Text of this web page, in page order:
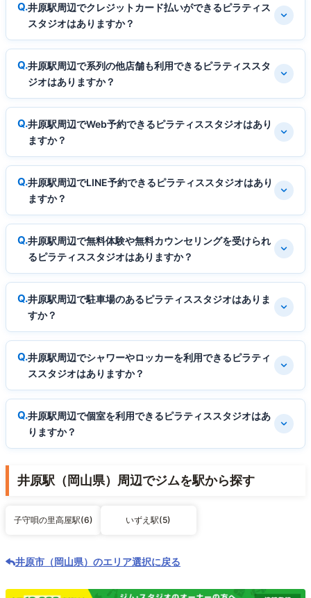
井原駅周辺でクレジットカード払いができるピラティス
スタジオはありますか？
井原駅周辺で系列の他店舗も利用できるピラティススタ
ジオはありますか？
井原駅周辺でWeb予約できるピラティススタジオはあり
ますか？
井原駅周辺でLINE予約できるピラティススタジオはあり
ますか？
井原駅周辺で無料体験や無料カウンセリングを受けられ
るピラティススタジオはありますか？
井原駅周辺で駐車場のあるピラティススタジオはありま
すか？
井原駅周辺でシャワーやロッカーを利用できるピラティ
ススタジオはありますか？
井原駅周辺で個室を利用できるピラティススタジオはあ
りますか？
井原駅（岡山県）周辺でジムを駅から探す
子守唄の里高屋駅(6) いずえ駅(5)
井原市（岡山県）のエリア選択に戻る